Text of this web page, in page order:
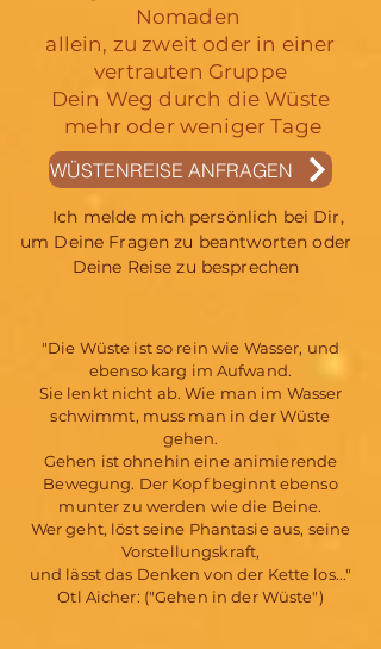
Nomaden
allein, zu zweit oder in einer
vertrauten Gruppe
Dein Weg durch die Wüste
mehr oder weniger Tage
WÜSTENREISE ANFRAGEN
Ich melde mich persönlich bei Dir,
um Deine Fragen zu beantworten oder
Deine Reise zu besprechen
"Die Wüste ist so rein wie Wasser, und
ebenso karg im Aufwand.
Sie lenkt nicht ab. Wie man im Wasser
schwimmt, muss man in der Wüste
gehen.
Gehen ist ohnehin eine animierende
Bewegung. Der Kopf beginnt ebenso
munter zu werden wie die Beine.
Wer geht, löst seine Phantasie aus, seine
Vorstellungskraft,
und lässt das Denken von der Kette los..."
Otl Aicher: ("Gehen in der Wüste")